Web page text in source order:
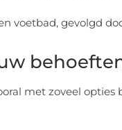
voetbad, gevolgd
met zoveel opties